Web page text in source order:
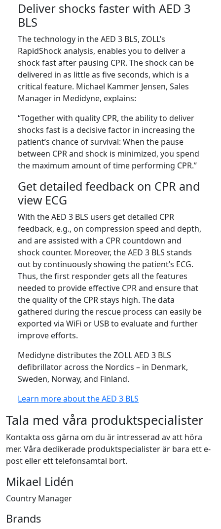
Deliver shocks faster with AED 3
BLS
The technology in the AED 3 BLS, ZOLL’s
RapidShock analysis, enables you to deliver a
shock fast after pausing CPR. The shock can be
delivered in as little as five seconds, which is a
critical feature. Michael Kammer Jensen, Sales
Manager in Medidyne, explains:
“Together with quality CPR, the ability to deliver
shocks fast is a decisive factor in increasing the
patient’s chance of survival: When the pause
between CPR and shock is minimized, you spend
the maximum amount of time performing CPR.”
Get detailed feedback on CPR and
view ECG
With the AED 3 BLS users get detailed CPR
feedback, e.g., on compression speed and depth,
and are assisted with a CPR countdown and
shock counter. Moreover, the AED 3 BLS stands
out by continuously showing the patient’s ECG.
Thus, the first responder gets all the features
needed to provide effective CPR and ensure that
the quality of the CPR stays high. The data
gathered during the rescue process can easily be
exported via WiFi or USB to evaluate and further
improve efforts.
Medidyne distributes the ZOLL AED 3 BLS
defibrillator across the Nordics – in Denmark,
Sweden, Norway, and Finland.
Learn more about the AED 3 BLS
Tala med våra produktspecialister
Kontakta oss gärna om du är intresserad av att höra
mer. Våra dedikerade produktspecialister är bara ett e-
post eller ett telefonsamtal bort.
Mikael Lidén
Country Manager
Brands